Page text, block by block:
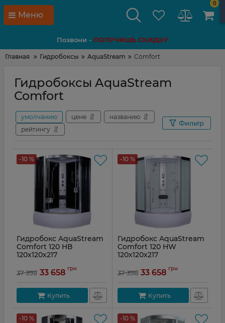
Меню
0
Позвони - ПОЛУЧИШЬ СКИДКУ
Главная Гидробоксы AquaStream Comfort
Гидробоксы AquaStream
Comfort
умолчанию цене
названию
рейтингу
Фильтр
-10 %
Гидробокс AquaStream
Comfort 120 HB
120х120х217
37 398 33 658 грн
Купить
-10 %
Гидробокс AquaStream
Comfort 120 HW
120х120х217
37 398 33 658 грн
Купить
-10 % -10 %